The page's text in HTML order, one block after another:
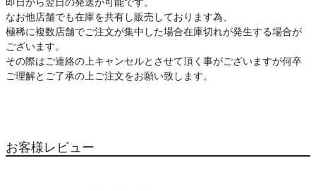
なお他店舗でも在庫を共有し販売しております為、
極稀に複数店舗でご注文が集中した場合在庫切れが発生する場合が
ございます。
その際はご連絡の上キャンセルとさせて頂く事がございますが何卒
ご理解とご了承の上ご注文をお願い致します。
お客様レビュー